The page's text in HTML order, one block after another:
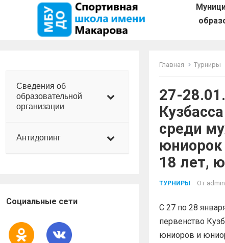
Сведения об
образовательной
организации
Антидопинг
Социальные сети
Главная Турниры
27-
среди
18 лет,
ТУРНИРЫ От admin
С 27 по 28
первенство
юниоров и